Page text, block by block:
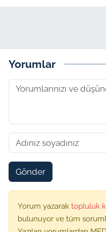
Yorumlar
Gönder
Yorum yazarak topluluk
bulunuyor ve tüm